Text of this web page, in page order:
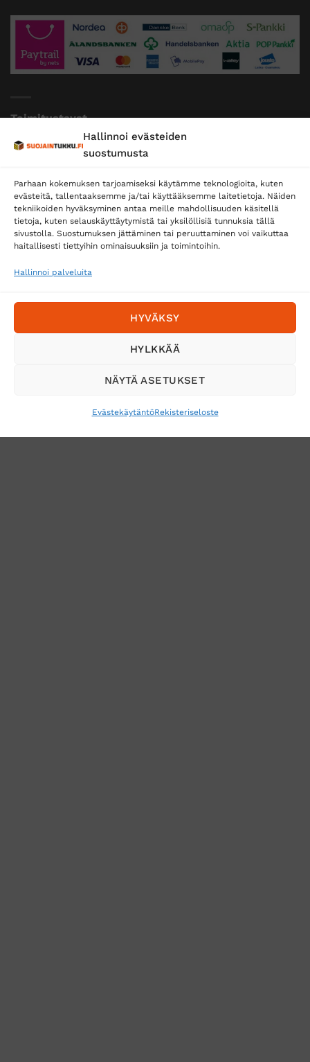
Hallinnoi evästeiden
suostumusta
Parhaan kokemuksen tarjoamiseksi käytämme teknologioita, kuten
evästeitä, tallentaaksemme ja/tai käyttääksemme laitetietoja. Näiden
tekniikoiden hyväksyminen antaa meille mahdollisuuden käsitellä
tietoja, kuten selauskäyttäytymistä tai yksilöllisiä tunnuksia tällä
sivustolla. Suostumuksen jättäminen tai peruuttaminen voi vaikuttaa
haitallisesti tiettyihin ominaisuuksiin ja toimintoihin.
Hallinnoi palveluita
HYVÄKSY
HYLKKÄÄ
NÄYTÄ ASETUKSET
EvästekäytäntöRekisteriseloste
Toimitustavat
Posti
Postnord
Tilaa uutiskirje ja saat erikoisalennuksia